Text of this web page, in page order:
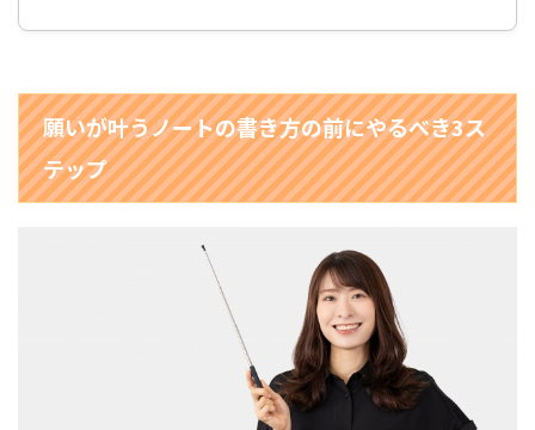
願いが叶うノートの書き方の前にやるべき3ス
テップ